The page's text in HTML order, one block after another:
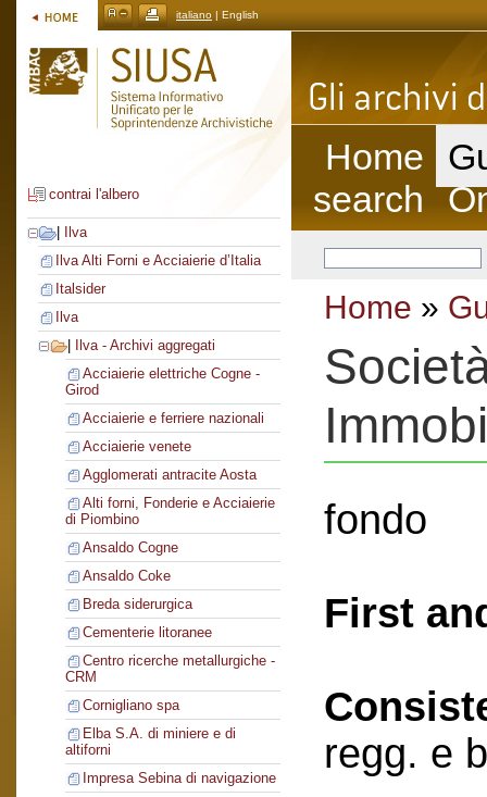
italiano | English
contrai l'albero
Ilva
Ilva Alti Forni e Acciaierie d’Italia
Italsider
Ilva
Ilva - Archivi aggregati
Acciaierie elettriche Cogne -
Girod
Acciaierie e ferriere nazionali
Acciaierie venete
Agglomerati antracite Aosta
Alti forni, Fonderie e Acciaierie
di Piombino
Ansaldo Cogne
Ansaldo Coke
Breda siderurgica
Cementerie litoranee
Centro ricerche metallurgiche -
CRM
Cornigliano spa
Elba S.A. di miniere e di
altiforni
Impresa Sebina di navigazione
Home
search
Home »
fondo
First
regg. e